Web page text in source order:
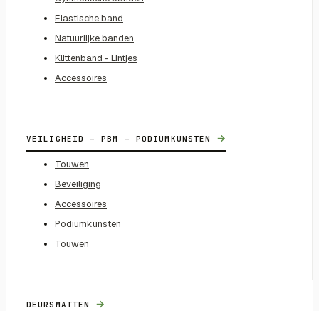
Elastische band
Natuurlijke banden
Klittenband - Lintjes
Accessoires
VEILIGHEID – PBM – PODIUMKUNSTEN →
Touwen
Beveiliging
Accessoires
Podiumkunsten
Touwen
DEURSMATTEN →